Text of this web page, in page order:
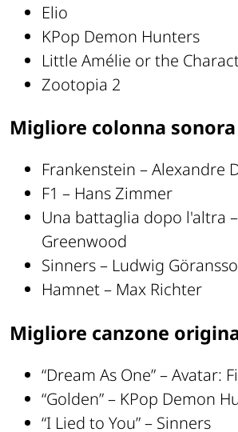
Elio
KPop Demon Hunters
Little Amélie or the
Zootopia 2
Migliore colonna
Frankenstein – Alexandre
F1 – Hans Zimmer
Una battaglia dopo l'altra
Greenwood
Sinners – Ludwig
Hamnet – Max Richter
Migliore canzone
“Dream As One” – Avatar:
“Golden” – KPop Demon
“I Lied to You” – Sinners